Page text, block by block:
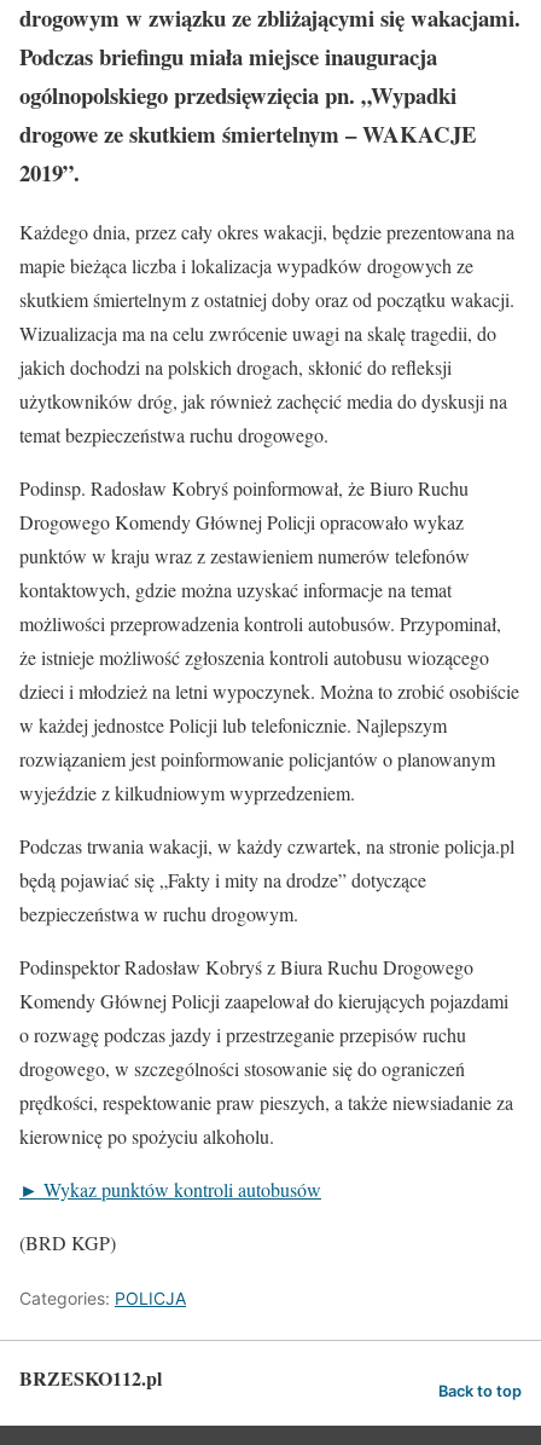
drogowym w związku ze zbliżającymi się wakacjami.
Podczas briefingu miała miejsce inauguracja
ogólnopolskiego przedsięwzięcia pn. „Wypadki
drogowe ze skutkiem śmiertelnym – WAKACJE
2019”.
Każdego dnia, przez cały okres wakacji, będzie prezentowana na
mapie bieżąca liczba i lokalizacja wypadków drogowych ze
skutkiem śmiertelnym z ostatniej doby oraz od początku wakacji.
Wizualizacja ma na celu zwrócenie uwagi na skalę tragedii, do
jakich dochodzi na polskich drogach, skłonić do refleksji
użytkowników dróg, jak również zachęcić media do dyskusji na
temat bezpieczeństwa ruchu drogowego.
Podinsp. Radosław Kobryś poinformował, że Biuro Ruchu
Drogowego Komendy Głównej Policji opracowało wykaz
punktów w kraju wraz z zestawieniem numerów telefonów
kontaktowych, gdzie można uzyskać informacje na temat
możliwości przeprowadzenia kontroli autobusów. Przypominał,
że istnieje możliwość zgłoszenia kontroli autobusu wiozącego
dzieci i młodzież na letni wypoczynek. Można to zrobić osobiście
w każdej jednostce Policji lub telefonicznie. Najlepszym
rozwiązaniem jest poinformowanie policjantów o planowanym
wyjeździe z kilkudniowym wyprzedzeniem.
Podczas trwania wakacji, w każdy czwartek, na stronie policja.pl
będą pojawiać się „Fakty i mity na drodze” dotyczące
bezpieczeństwa w ruchu drogowym.
Podinspektor Radosław Kobryś z Biura Ruchu Drogowego
Komendy Głównej Policji zaapelował do kierujących pojazdami
o rozwagę podczas jazdy i przestrzeganie przepisów ruchu
drogowego, w szczególności stosowanie się do ograniczeń
prędkości, respektowanie praw pieszych, a także niewsiadanie za
kierownicę po spożyciu alkoholu.
► Wykaz punktów kontroli autobusów
(BRD KGP)
Categories: POLICJA
BRZESKO112.pl Back to top